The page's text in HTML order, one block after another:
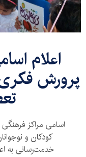
اعلام
پرورش فکری
اسامی مراکز
کودکان و
خدمت‌رسانی به